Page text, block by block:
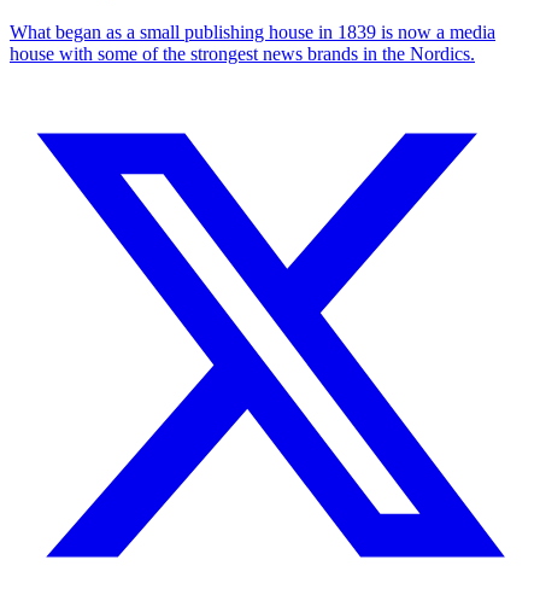
What began as a small publishing house in 1839 is now a media
house with some of the strongest news brands in the Nordics.